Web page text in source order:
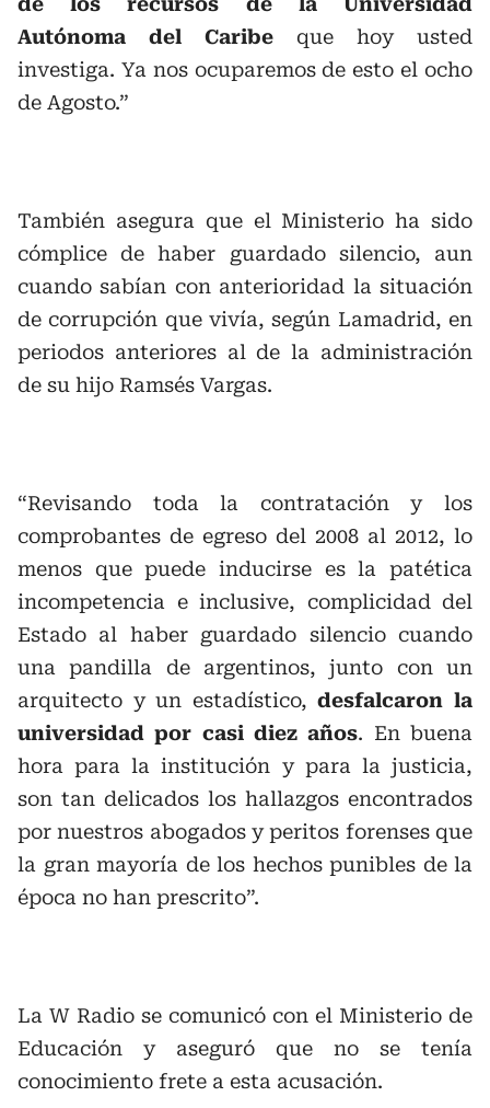
Autónoma del Caribe que hoy usted
investiga. Ya nos ocuparemos de esto el ocho
de Agosto.”
También asegura que el Ministerio ha sido
cómplice de haber guardado silencio, aun
cuando sabían con anterioridad la situación
de corrupción que vivía, según Lamadrid, en
periodos anteriores al de la administración
de su hijo Ramsés Vargas.
“Revisando toda la contratación y los
comprobantes de egreso del 2008 al 2012, lo
menos que puede inducirse es la patética
incompetencia e inclusive, complicidad del
Estado al haber guardado silencio cuando
una pandilla de argentinos, junto con un
arquitecto y un estadístico,desfalcaron la
universidad por casi diez años. En buena
hora para la institución y para la justicia,
son tan delicados los hallazgos encontrados
por nuestros abogados y peritos forenses que
la gran mayoría de los hechos punibles de la
época no han prescrito”.
La W Radio se comunicó con el Ministerio de
Educación y aseguró que no se tenía
conocimiento frete a esta acusación.